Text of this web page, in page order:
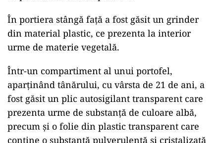
În portiera stângă faţă a fost găsit un grinder
din material plastic, ce prezenta la interior
urme de materie vegetală.
Într-un compartiment al unui portofel,
aparţinând tânărului, cu vârsta de 21 de ani, a
fost găsit un plic autosigilant transparent care
prezenta urme de substanţă de culoare albă,
precum şi o folie din plastic transparent care
conţine o substanţă pulverulentă şi cristalizată